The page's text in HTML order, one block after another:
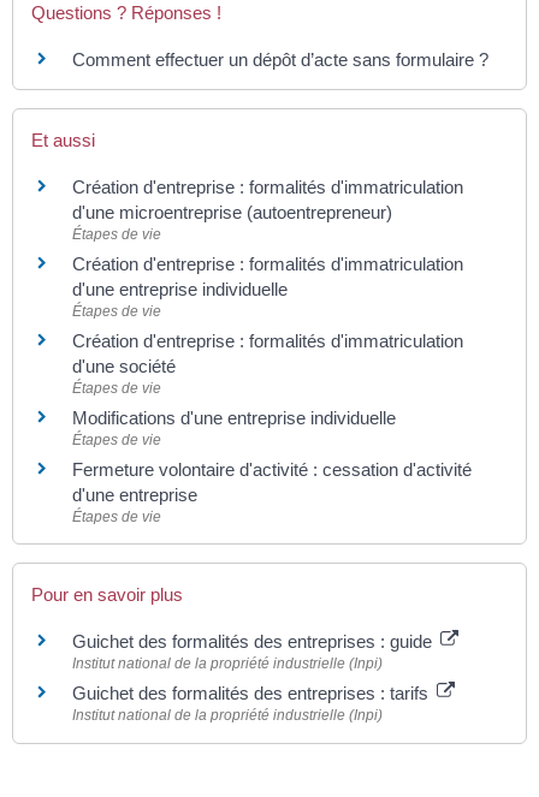
Questions ? Réponses !
Comment effectuer un dépôt d’acte sans formulaire ?
Et aussi
Création d'entreprise : formalités d'immatriculation
d'une microentreprise (autoentrepreneur)
Étapes de vie
Création d'entreprise : formalités d'immatriculation
d'une entreprise individuelle
Étapes de vie
Création d'entreprise : formalités d'immatriculation
d'une société
Étapes de vie
Modifications d'une entreprise individuelle
Étapes de vie
Fermeture volontaire d'activité : cessation d'activité
d'une entreprise
Étapes de vie
Pour en savoir plus
Guichet des formalités des entreprises : guide
Institut national de la propriété industrielle (Inpi)
Guichet des formalités des entreprises : tarifs
Institut national de la propriété industrielle (Inpi)